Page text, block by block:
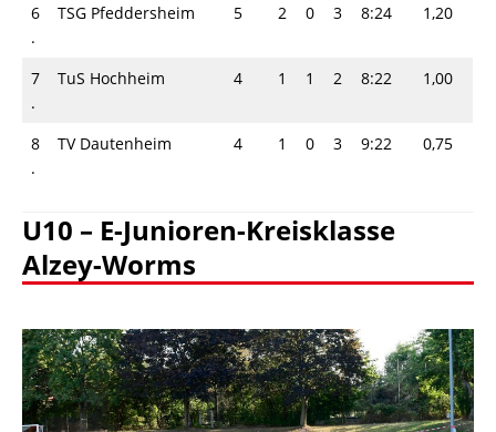
6
.
TSG Pfeddersheim 5 2 0 3 8:24 1,20
7
.
TuS Hochheim 4 1 1 2 8:22 1,00
8
.
TV Dautenheim 4 1 0 3 9:22 0,75
U10 – E-Junioren-Kreisklasse
Alzey-Worms